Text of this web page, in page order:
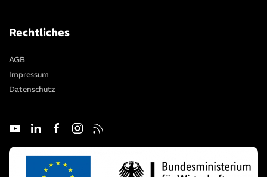
Rechtliches
AGB
Impressum
Datenschutz